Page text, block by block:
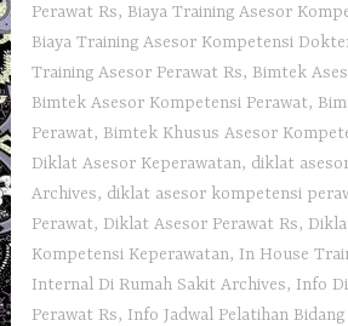
Perawat Rs, Biaya Training Asesor
Biaya Training Asesor Kompetensi
Training Asesor Perawat Rs, Bimtek
Bimtek Asesor Kompetensi Perawat,
Perawat, Bimtek Khusus Asesor
Diklat Asesor Keperawatan, diklat
Archives, diklat asesor kompetensi
Perawat,Diklat Asesor Perawat Rs,
Kompetensi Keperawatan, In House
Internal Di Rumah Sakit Archives, Info
Perawat Rs, Info Jadwal Pelatihan